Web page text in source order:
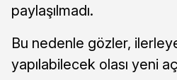
paylaşılmadı.
Bu nedenle gözler,
yapılabilecek olası yeni